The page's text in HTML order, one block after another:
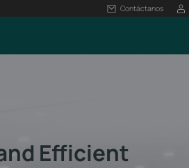
Contáctanos
Efficient